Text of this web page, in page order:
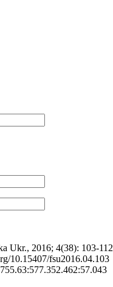
Ukr., 2016; 4(38): 103-112
10.15407/fsu2016.04.103